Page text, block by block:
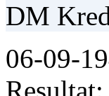
DM
06-09-